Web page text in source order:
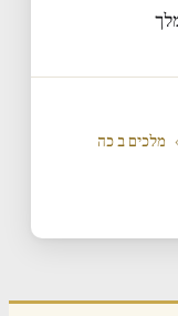
› מלכים ב כה